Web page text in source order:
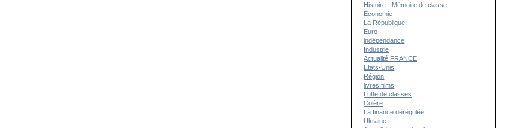
Histoire - Mémoire de classe
Economie
La République
Euro
indépendance
Industrie
Actualité FRANCE
Etats-Unis
Région
livres films
Lutte de classes
Colère
La finance dérégulée
Ukraine